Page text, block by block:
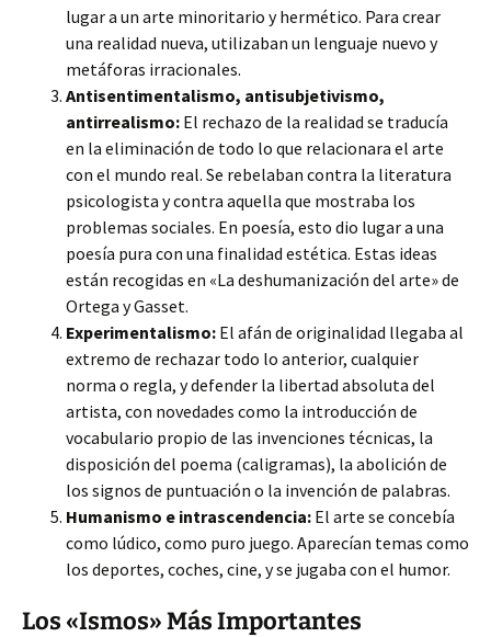
lugar a un arte minoritario y hermético. Para crear
una realidad nueva, utilizaban un lenguaje nuevo y
metáforas irracionales.
Antisentimentalismo, antisubjetivismo,
antirrealismo: El rechazo de la realidad se traducía
en la eliminación de todo lo que relacionara el arte
con el mundo real. Se rebelaban contra la literatura
psicologista y contra aquella que mostraba los
problemas sociales. En poesía, esto dio lugar a una
poesía pura con una finalidad estética. Estas ideas
están recogidas en «La deshumanización del arte» de
Ortega y Gasset.
Experimentalismo: El afán de originalidad llegaba al
extremo de rechazar todo lo anterior, cualquier
norma o regla, y defender la libertad absoluta del
artista, con novedades como la introducción de
vocabulario propio de las invenciones técnicas, la
disposición del poema (caligramas), la abolición de
los signos de puntuación o la invención de palabras.
Humanismo e intrascendencia: El arte se concebía
como lúdico, como puro juego. Aparecían temas como
los deportes, coches, cine, y se jugaba con el humor.
Los «Ismos» Más Importantes